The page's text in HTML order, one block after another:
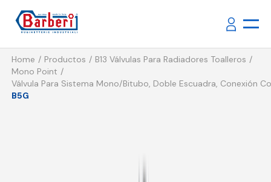
Home Productos
B13 Válvulas Para Radiadores Toalleros
Mono Point
Válvula Para Sistema Mono/bitubo, Doble Escuadra, Conexión
B5G